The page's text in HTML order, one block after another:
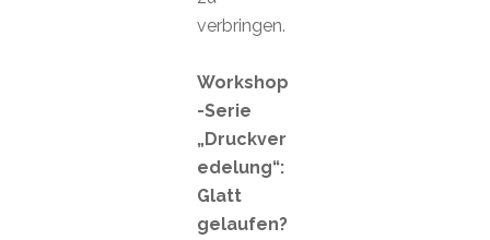
verbringen.
Workshop
-Serie
„Druckver
edelung“:
Glatt
gelaufen?